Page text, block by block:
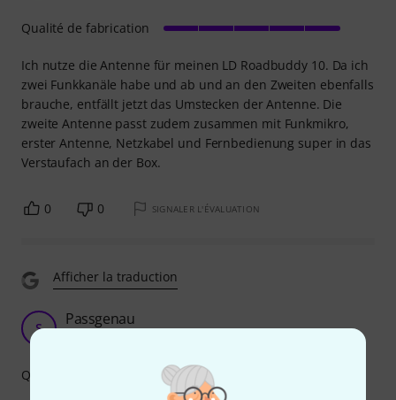
Ich nutze die Antenne für meinen LD Roadbuddy 10. Da ich
zwei Funkkanäle habe und ab und an den Zweiten ebenfalls
brauche, entfällt jetzt das Umstecken der Antenne. Die
zweite Antenne passt zudem zusammen mit Funkmikro,
erster Antenne, Netzkabel und Fernbedienung super in das
Verstaufach an der Box.
Qualité de fabrication
0 0 SIGNALER L'ÉVALUATION
Afficher la traduction
S Passgenau
Qualité de fabrication